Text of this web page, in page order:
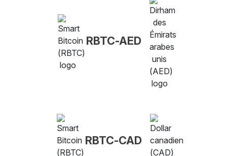
RBTC-AED
RBTC-CAD